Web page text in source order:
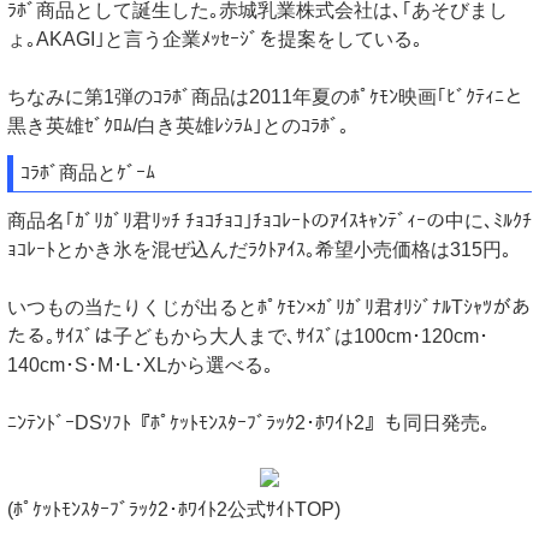
ﾗﾎﾞ商品として誕生した｡赤城乳業株式会社は､｢あそびまし
ょ｡AKAGI｣と言う企業ﾒｯｾｰｼﾞを提案をしている｡
ちなみに第1弾のｺﾗﾎﾞ商品は2011年夏のﾎﾟｹﾓﾝ映画｢ﾋﾞｸﾃｨﾆと
黒き英雄ｾﾞｸﾛﾑ/白き英雄ﾚｼﾗﾑ｣とのｺﾗﾎﾞ｡
ｺﾗﾎﾞ商品とｹﾞｰﾑ
商品名｢ｶﾞﾘｶﾞﾘ君ﾘｯﾁ ﾁｮｺﾁｮｺ｣ﾁｮｺﾚｰﾄのｱｲｽｷｬﾝﾃﾞｨｰの中に､ﾐﾙｸﾁ
ｮｺﾚｰﾄとかき氷を混ぜ込んだﾗｸﾄｱｲｽ｡希望小売価格は315円｡
いつもの当たりくじが出るとﾎﾟｹﾓﾝ×ｶﾞﾘｶﾞﾘ君ｵﾘｼﾞﾅﾙTｼｬﾂがあ
たる｡ｻｲｽﾞは子どもから大人まで､ｻｲｽﾞは100cm･120cm･
140cm･S･M･L･XLから選べる｡
ﾆﾝﾃﾝﾄﾞｰDSｿﾌﾄ『ﾎﾟｹｯﾄﾓﾝｽﾀｰﾌﾞﾗｯｸ2･ﾎﾜｲﾄ2』も同日発売｡
(ﾎﾟｹｯﾄﾓﾝｽﾀｰﾌﾞﾗｯｸ2･ﾎﾜｲﾄ2公式ｻｲﾄTOP)